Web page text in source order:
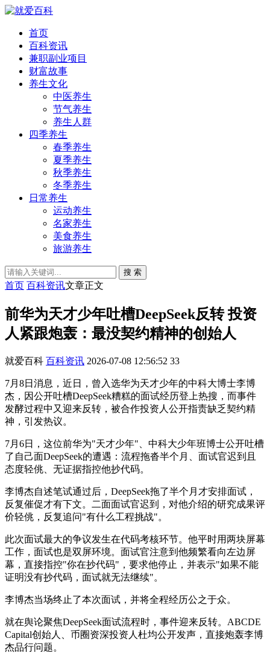
首页
百科资讯
兼职副业项目
财富故事
养生文化
中医养生
节气养生
养生人群
四季养生
春季养生
夏季养生
秋季养生
冬季养生
日常养生
运动养生
名家养生
美食养生
旅游养生
搜 索
首页 百科资讯文章正文
前华为天才少年吐槽DeepSeek反转 投资
人紧跟炮轰：最没契约精神的创始人
就爱百科 百科资讯 2026-07-08 12:56:52 33
7月8日消息，近日，曾入选华为天才少年的中科大博士李博
杰，因公开吐槽DeepSeek糟糕的面试经历登上热搜，而事件
发酵过程中又迎来反转，被合作投资人公开指责缺乏契约精
神，引发热议。
7月6日，这位前华为"天才少年"、中科大少年班博士公开吐槽
了自己面DeepSeek的遭遇：流程拖沓半个月、面试官迟到且
态度轻佻、无证据指控他抄代码。
李博杰自述笔试通过后，DeepSeek拖了半个月才安排面试，
反复催促才有下文。二面面试官迟到，对他介绍的研究成果评
价轻佻，反复追问"有什么工程挑战"。
此次面试最大的争议发生在代码考核环节。他平时用两块屏幕
工作，面试也是双屏环境。面试官注意到他频繁看向左边屏
幕，直接指控"你在抄代码"，要求他停止，并表示"如果不能
证明没有抄代码，面试就无法继续"。
李博杰当场终止了本次面试，并将全程经历公之于众。
就在舆论聚焦DeepSeek面试流程时，事件迎来反转。ABCDE
Capital创始人、币圈资深投资人杜均公开发声，直接炮轰李博
杰品行问题。